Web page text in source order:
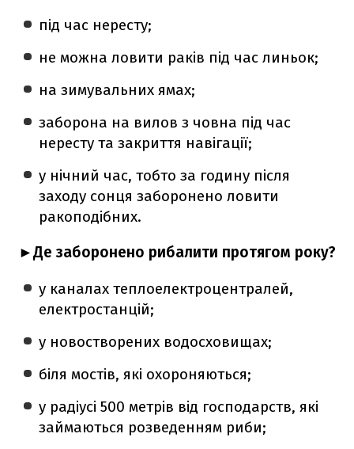
під час нересту;
не можна ловити раків під час линьок;
на зимувальних ямах;
заборона на вилов з човна під час
нересту та закриття навігації;
у нічний час, тобто за годину після
заходу сонця заборонено ловити
ракоподібних.
►Де заборонено рибалити протягом року?
у каналах теплоелектроцентралей,
електростанцій;
у новостворених водосховищах;
біля мостів, які охороняються;
у радіусі 500 метрів від господарств, які
займаються розведенням риби;